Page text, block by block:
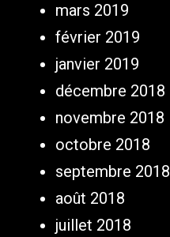
mars 2019
février 2019
janvier 2019
décembre 2018
novembre 2018
octobre 2018
septembre 2018
août 2018
juillet 2018